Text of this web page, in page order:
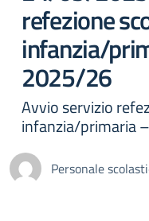
refezione
infanzia/
2025/26
Avvio servizio
infanzia/primaria
Personale